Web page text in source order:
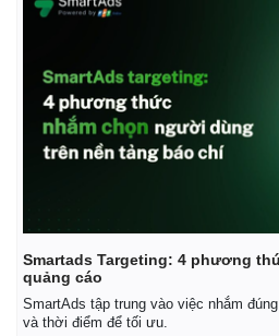
Smartads Targeting: 4 phương
quảng cáo
SmartAds tập trung vào việc nhắm
và thời điểm để tối ưu.